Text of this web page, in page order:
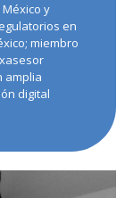
y
en
miembro
amplia
digital